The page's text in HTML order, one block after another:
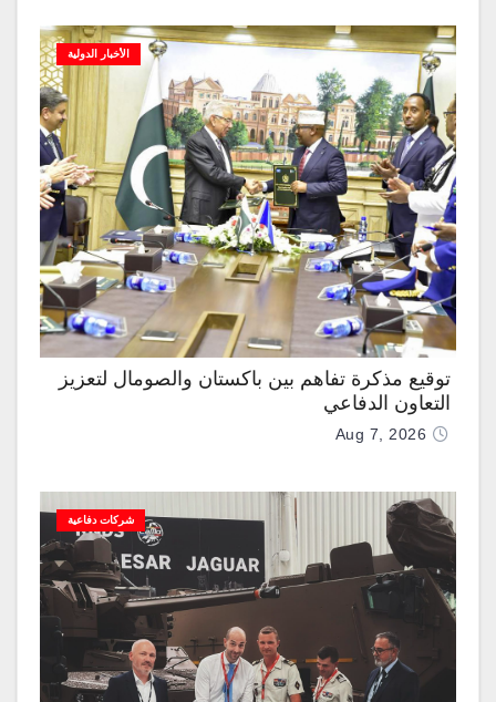
الأخبار الدولية
توقيع مذكرة تفاهم بين باكستان والصومال لتعزيز
التعاون الدفاعي
Aug 7, 2026
شركات دفاعية